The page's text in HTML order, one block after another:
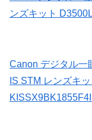
ンズキット
Canon デジタル一
IS STM レンズキ